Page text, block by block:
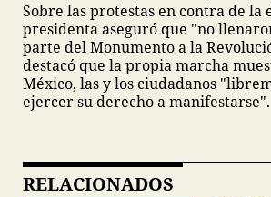
Sobre las protestas en contra de la
presidenta aseguró que "no
parte del Monumento a la
destacó que la propia marcha
México, las y los ciudadanos
ejercer su derecho a manifestarse".
RELACIONADOS